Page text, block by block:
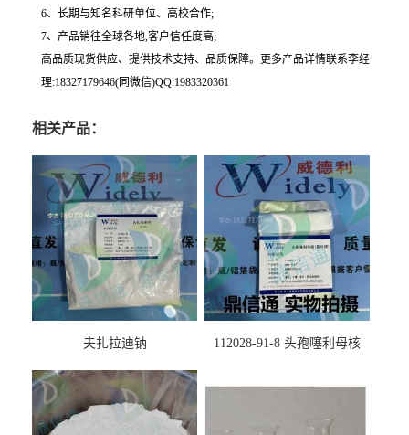
6、长期与知名科研单位、高校合作;
7、产品销往全球各地,客户信任度高;
高品质现货供应、提供技术支持、品质保障。更多产品详情联系李经
理:18327179646(同微信)QQ:1983320361
相关产品：
夫扎拉迪钠
112028-91-8 头孢噻利母核